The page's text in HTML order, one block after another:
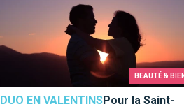
moment d'offrir les cadeaux !
BEAUTÉ &
DUO EN VALENTINSPour la Saint-